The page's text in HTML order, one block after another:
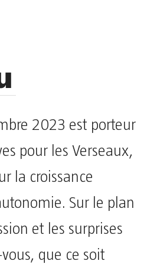
2023 est porteur
pour les Verseaux,
la croissance
Sur le plan
et les surprises
que ce soit